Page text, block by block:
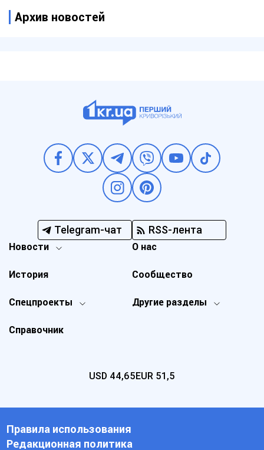
Архив новостей
Telegram-чат RSS-лента
Новости
Спецпроекты Другие разделы
История
О нас
Справочник
Сообщество
USD 44,65EUR 51,5
Правила использования
Редакционная политика